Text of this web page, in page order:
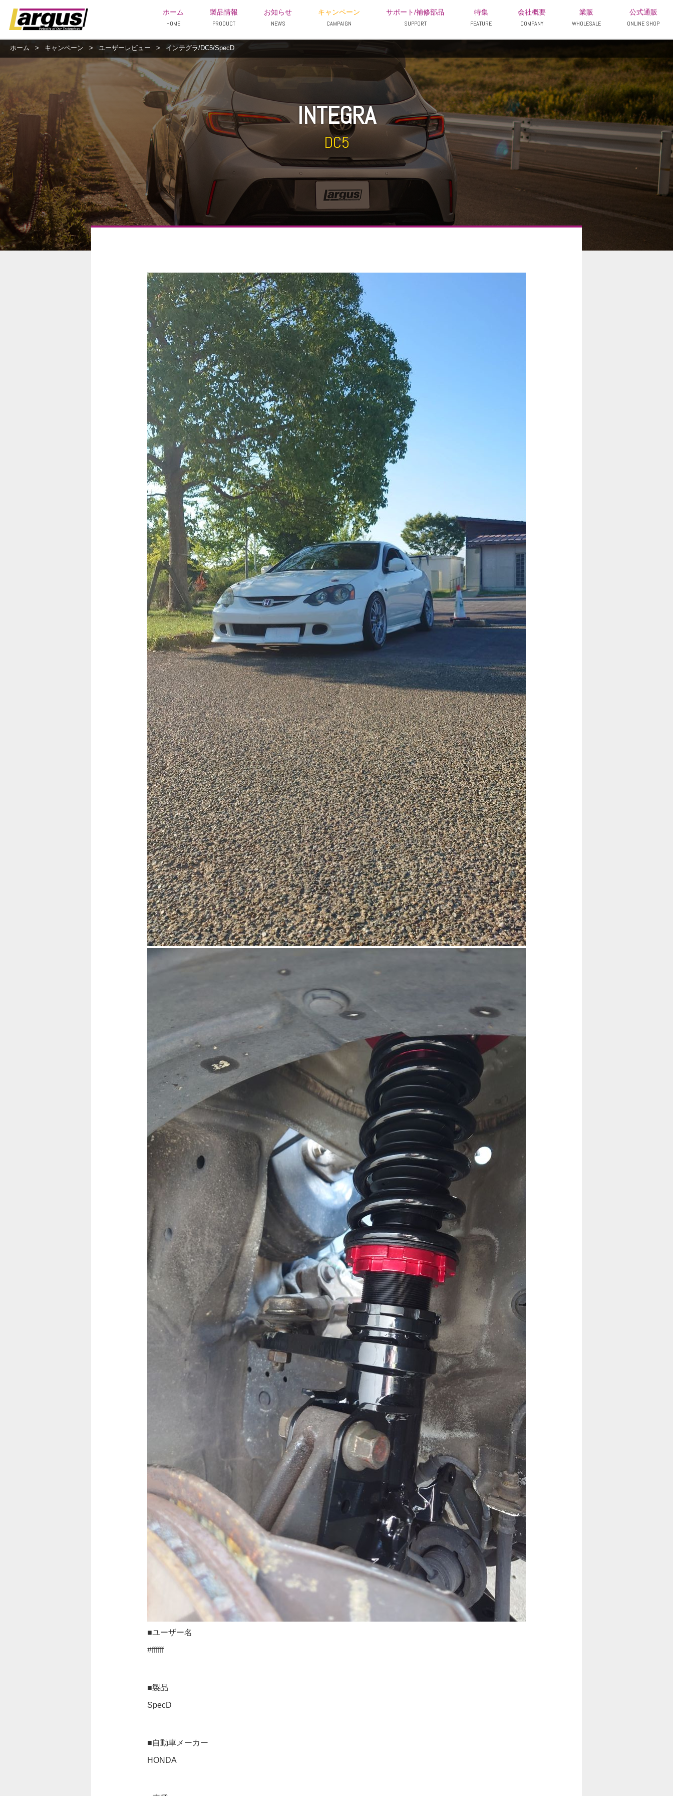
ホーム
HOME
製品情報
PRODUCT
お知らせ
NEWS
キャンペーン
CAMPAIGN
サポート/補修部品
SUPPORT
特集
FEATURE
会社概要
COMPANY
業販
WHOLESALE
公式通販
ONLINE SHOP
ホーム > キャンペーン > ユーザーレビュー > インテグラ/DC5/SpecD
INTEGRA
DC5
■ユーザー名
#ffffff
■製品
SpecD
■自動車メーカー
HONDA